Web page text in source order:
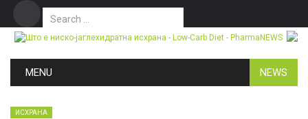
Search for:
MENU NEWS
ИСХРАНА